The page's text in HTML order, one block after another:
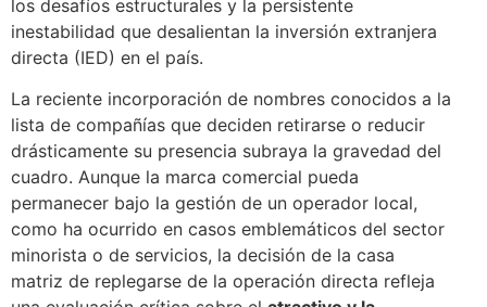
los desafíos estructurales y la persistente
inestabilidad que desalientan la inversión extranjera
directa (IED) en el país.
La reciente incorporación de nombres conocidos a la
lista de compañías que deciden retirarse o reducir
drásticamente su presencia subraya la gravedad del
cuadro. Aunque la marca comercial pueda
permanecer bajo la gestión de un operador local,
como ha ocurrido en casos emblemáticos del sector
minorista o de servicios, la decisión de la casa
matriz de replegarse de la operación directa refleja